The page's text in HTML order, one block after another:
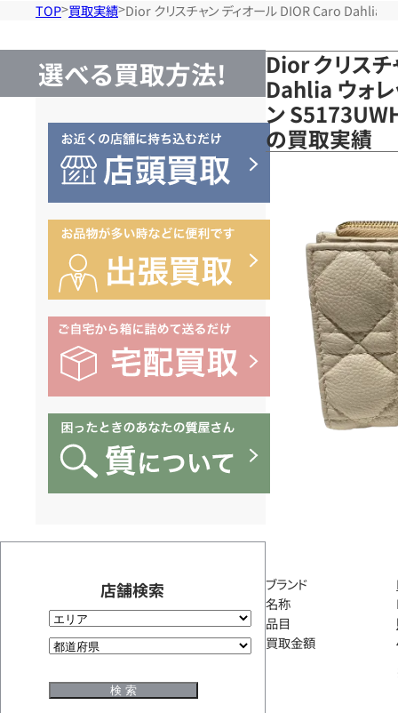
TOP 買取実績 Dior クリスチャン ディオール DIOR Caro Dahlia
選べる買取方法!
店舗検索
Dior クリス
Dahlia ウォレ
ン
の買取実績
ブランド
名称
品目
買取金額